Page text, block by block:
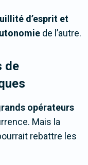
d’esprit et
de l’autre.
de
opérateurs
Mais la
rebattre les